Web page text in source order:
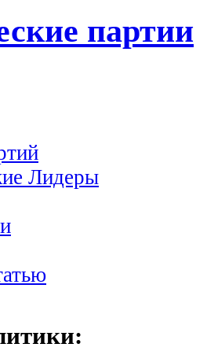
партии
Лидеры